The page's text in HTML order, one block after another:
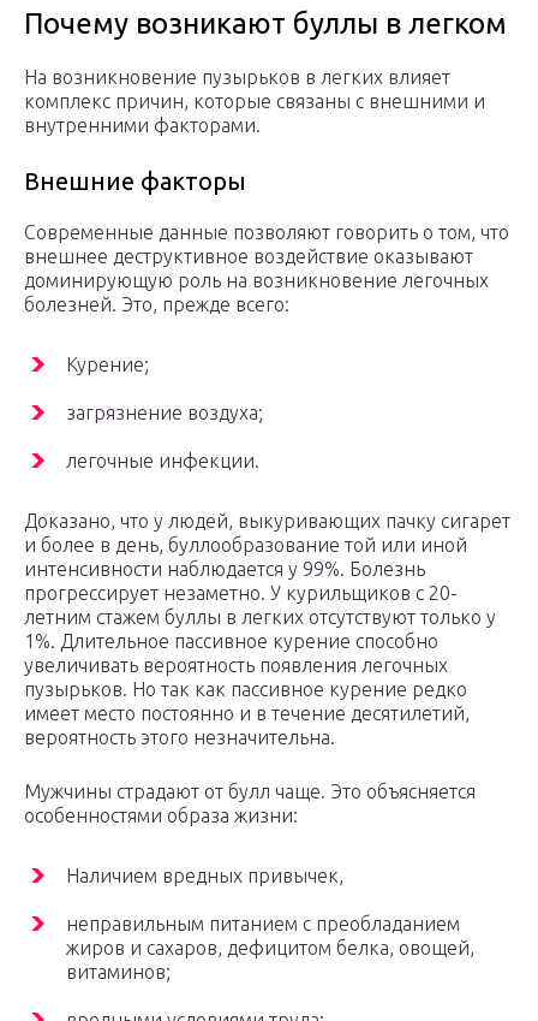
Почему возникают буллы в легком
На возникновение пузырьков в легких влияет
комплекс причин, которые связаны с внешними и
внутренними факторами.
Внешние факторы
Современные данные позволяют говорить о том, что
внешнее деструктивное воздействие оказывают
доминирующую роль на возникновение легочных
болезней. Это, прежде всего:
Курение;
загрязнение воздуха;
легочные инфекции.
Доказано, что у людей, выкуривающих пачку сигарет
и более в день, буллообразование той или иной
интенсивности наблюдается у 99%. Болезнь
прогрессирует незаметно. У курильщиков с 20-
летним стажем буллы в легких отсутствуют только у
1%. Длительное пассивное курение способно
увеличивать вероятность появления легочных
пузырьков. Но так как пассивное курение редко
имеет место постоянно и в течение десятилетий,
вероятность этого незначительна.
Мужчины страдают от булл чаще. Это объясняется
особенностями образа жизни:
Наличием вредных привычек,
неправильным питанием с преобладанием
жиров и сахаров, дефицитом белка, овощей,
витаминов;